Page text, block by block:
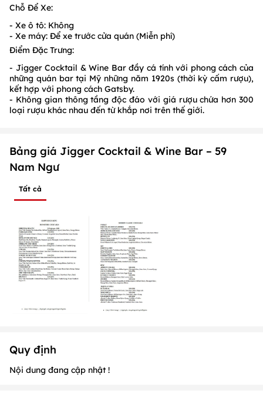
Chỗ Để Xe:
- Xe ô tô: Không
- Xe máy: Để xe trước cửa quán (Miễn phí)
Điểm Đặc Trưng:
- Jigger Cocktail & Wine Bar đầy cá tính với phong cách của
những quán bar tại Mỹ những năm 1920s (thời kỳ cấm rượu),
kết hợp với phong cách Gatsby.
- Không gian thông tầng độc đáo với giá rượu chứa hơn 300
loại rượu khác nhau đến từ khắp nơi trên thế giới.
Bảng giá Jigger Cocktail & Wine Bar – 59
Nam Ngư
Tất cả
Quy định
Nội dung đang cập nhật !